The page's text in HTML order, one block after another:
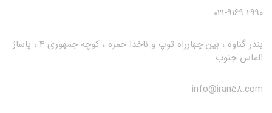
2990 021-9169
بندر گناوه ، بین چهارراه توپ و ناخدا حمزه ، کوچه جمهوری 4 ، پاساژ
الماس جنوب
info@iran58.com